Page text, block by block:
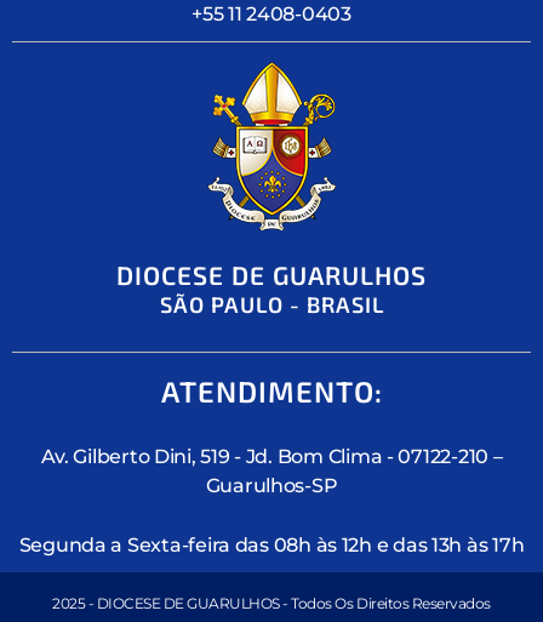
+55 11 2408-0403
DIOCESE DE GUARULHOS
SÃO PAULO - BRASIL
ATENDIMENTO:
Av. Gilberto Dini, 519 - Jd. Bom Clima - 07122-210 –
Guarulhos-SP
Segunda a Sexta-feira das 08h às 12h e das 13h às 17h
2025 - DIOCESE DE GUARULHOS - Todos Os Direitos Reservados